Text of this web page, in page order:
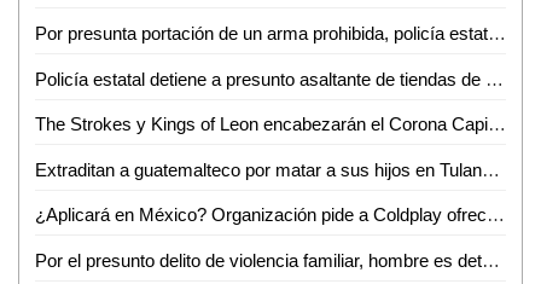
Por presunta portación de un arma prohibida, policía estatal detiene a un hombre
Policía estatal detiene a presunto asaltante de tiendas de conveniencia
The Strokes y Kings of Leon encabezarán el Corona Capital Guadalajara 2022
Extraditan a guatemalteco por matar a sus hijos en Tulancingo
¿Aplicará en México? Organización pide a Coldplay ofrecer sólo comida vegana en su gira
Por el presunto delito de violencia familiar, hombre es detenido